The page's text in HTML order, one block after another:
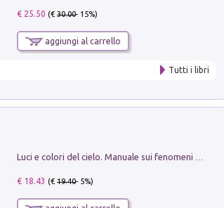
€ 25.50 (€30.00- 15%)
aggiungi al carrello
Tutti i libri
€ 18.43 (€19.40- 5%)